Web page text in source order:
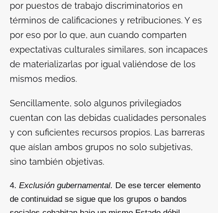
por puestos de trabajo discriminatorios en
términos de calificaciones y retribuciones. Y es
por eso por lo que, aun cuando comparten
expectativas culturales similares, son incapaces
de materializarlas por igual valiéndose de los
mismos medios.
Sencillamente, solo algunos privilegiados
cuentan con las debidas cualidades personales
y con suficientes recursos propios. Las barreras
que aíslan ambos grupos no solo subjetivas,
sino también objetivas.
Exclusión gubernamental. De ese tercer elemento
de continuidad se sigue que los grupos o bandos